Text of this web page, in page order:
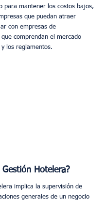
para mantener los costos bajos,
que puedan atraer
con empresas de
comprendan el mercado
y los reglamentos.
Hotelera?
implica la supervisión de
generales de un negocio